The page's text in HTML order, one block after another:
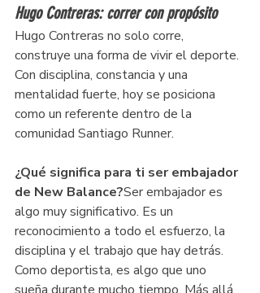
Hugo Contreras: correr con propósito
Hugo Contreras no solo corre,
construye una forma de vivir el deporte.
Con disciplina, constancia y una
mentalidad fuerte, hoy se posiciona
como un referente dentro de la
comunidad Santiago Runner.
¿Qué significa para ti ser embajador
de New Balance?Ser embajador es
algo muy significativo. Es un
reconocimiento a todo el esfuerzo, la
disciplina y el trabajo que hay detrás.
Como deportista, es algo que uno